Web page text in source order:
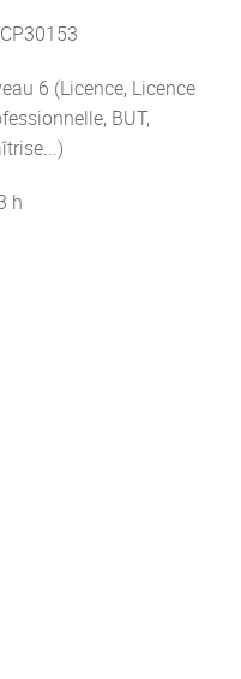
6 (Licence, Licence
BUT,
h